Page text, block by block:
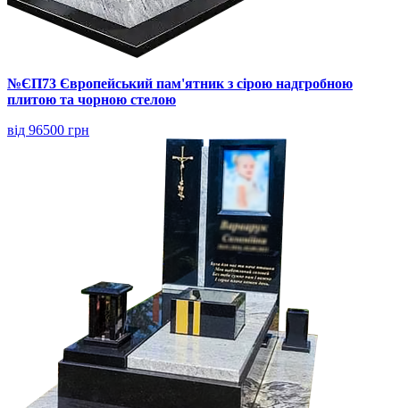
№ЄП73 Європейський пам'ятник з сірою надгробною
плитою та чорною стелою
від 96500 грн